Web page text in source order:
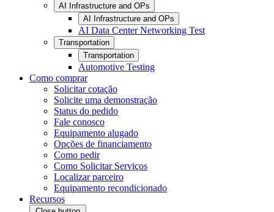
AI Infrastructure and OPs
AI Infrastructure and OPs
AI Data Center Networking Test
Transportation
Transportation
Automotive Testing
Como comprar
Solicitar cotação
Solicite uma demonstração
Status do pedido
Fale conosco
Equipamento alugado
Opções de financiamento
Como pedir
Como Solicitar Serviços
Localizar parceiro
Equipamento recondicionado
Recursos